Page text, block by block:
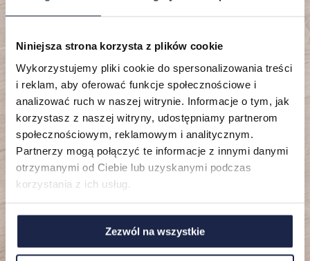
Niniejsza strona korzysta z plików cookie
Wykorzystujemy pliki cookie do spersonalizowania treści
i reklam, aby oferować funkcje społecznościowe i
analizować ruch w naszej witrynie. Informacje o tym, jak
korzystasz z naszej witryny, udostępniamy partnerom
społecznościowym, reklamowym i analitycznym.
Partnerzy mogą połączyć te informacje z innymi danymi
otrzymanymi od Ciebie lub uzyskanymi podczas
korzystania z ich usług.
Zezwól na wszystkie
Lokalizacje
Mieszkania
O nas
FAQ